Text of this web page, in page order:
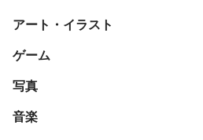
アート・イラスト
ゲーム
写真
音楽